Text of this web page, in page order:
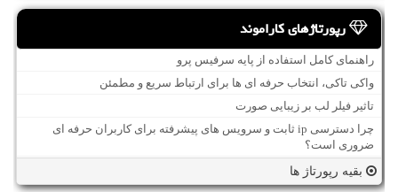
رپورتاژهای کاراموند
راهنمای کامل استفاده از پایه سرفیس پرو
واکی تاکی، انتخاب حرفه ای ها برای ارتباط سریع و مطمئن
تاثیر فیلر لب بر زیبایی صورت
چرا دسترسی ip ثابت و سرویس های پیشرفته برای کاربران حرفه ای
ضروری است؟
بقیه رپورتاژ ها